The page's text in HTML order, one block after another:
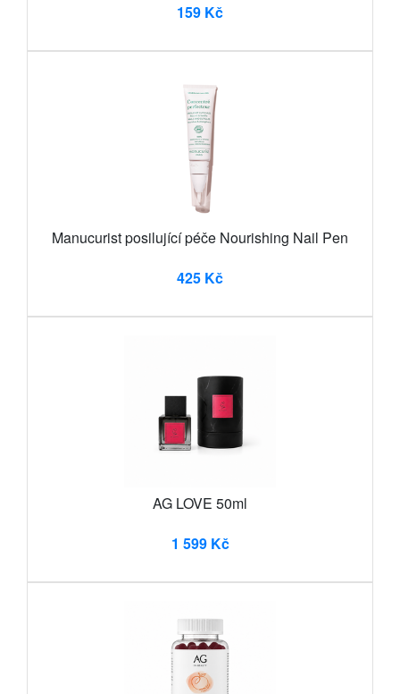
159 Kč
Manucurist posilující péče Nourishing Nail Pen
425 Kč
AG LOVE 50ml
1 599 Kč